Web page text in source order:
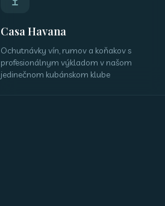
Casa Havana
Ochutnávky vín, rumov a koňakov s
profesionálnym výkladom v našom
jedinečnom kubánskom klube